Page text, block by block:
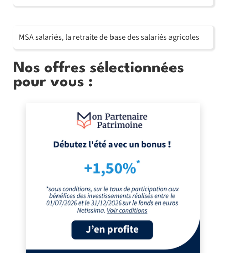
MSA salariés, la retraite de base des salariés agricoles
Nos offres sélectionnées
pour vous :